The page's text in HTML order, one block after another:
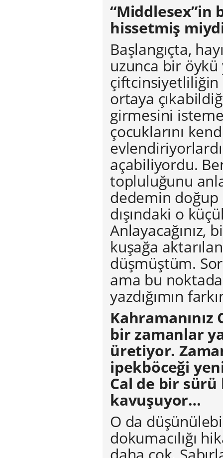
“Middlesex”in
hissetmiş
Başlangıçta,
uzunca bir öykü
çiftcinsiyetliliğin
ortaya
girmesini
çocuklarını
açabiliyordu.
topluluğunu
dedemin doğup
dışındaki o
Anlayacağınız,
kuşağa
düşmüştüm.
ama bu
yazdığımın
Kahramanınız
bir zamanlar
üretiyor.
ipekböceği
Cal de bir
kavuşuyor…
O da
dokumacılığı